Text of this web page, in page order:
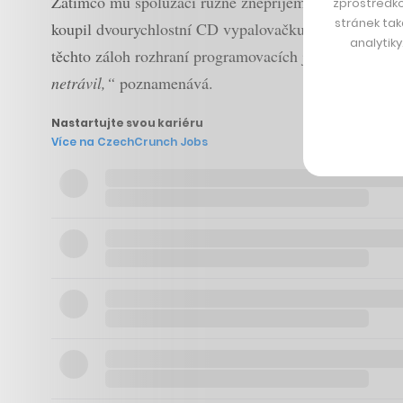
koupil dvourychlostní CD vypalovačku.
„Tehdy to
těchto záloh rozhraní programovacích jazyků Basic
netrávil,“ poznamenává.
Nastartujte svou kariéru
Více na CzechCrunch Jobs
stránek